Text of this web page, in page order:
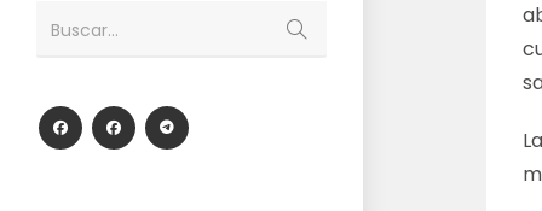
Buscar...
la